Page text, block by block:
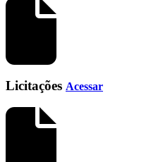
Licitações Acessar